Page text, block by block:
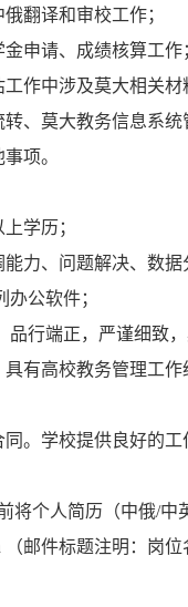
翻译和审校工作；
申请、成绩核算工作
作中涉及莫大相关材
、莫大教务信息系统
项。
学历；
能力、问题解决、数
办公软件；
品行端正，严谨细致
有高校教务管理工作
。学校提供良好的
将个人简历（中俄/
（邮件标题注明：岗